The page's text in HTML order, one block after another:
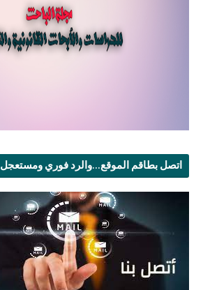
اتصل بطاقم الموقع...والرد فوري ومستعجل